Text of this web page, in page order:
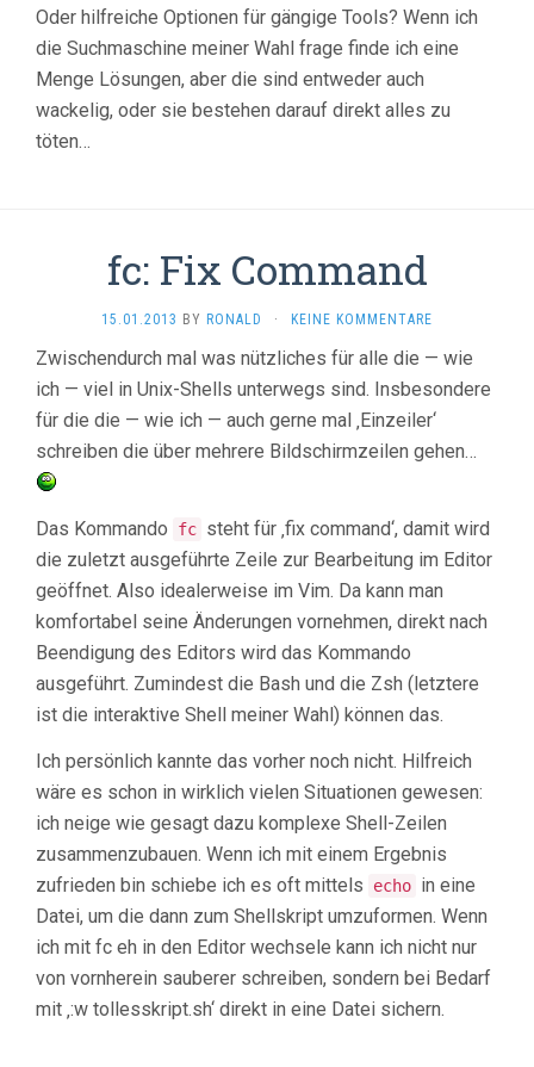
Oder hilfreiche Optionen für gängige Tools? Wenn ich
die Suchmaschine meiner Wahl frage finde ich eine
Menge Lösungen, aber die sind entweder auch
wackelig, oder sie bestehen darauf direkt alles zu
töten…
fc: Fix Command
15.01.2013 BY RONALD · KEINE KOMMENTARE
Zwischendurch mal was nützliches für alle die — wie
ich — viel in Unix-Shells unterwegs sind. Insbesondere
für die die — wie ich — auch gerne mal ‚Einzeiler‘
schreiben die über mehrere Bildschirmzeilen gehen…
Das Kommando fc steht für ‚fix command‘, damit wird
die zuletzt ausgeführte Zeile zur Bearbeitung im Editor
geöffnet. Also idealerweise im Vim. Da kann man
komfortabel seine Änderungen vornehmen, direkt nach
Beendigung des Editors wird das Kommando
ausgeführt. Zumindest die Bash und die Zsh (letztere
ist die interaktive Shell meiner Wahl) können das.
Ich persönlich kannte das vorher noch nicht. Hilfreich
wäre es schon in wirklich vielen Situationen gewesen:
ich neige wie gesagt dazu komplexe Shell-Zeilen
zusammenzubauen. Wenn ich mit einem Ergebnis
zufrieden bin schiebe ich es oft mittels
echo in eine
Datei, um die dann zum Shellskript umzuformen. Wenn
ich mit fc eh in den Editor wechsele kann ich nicht nur
von vornherein sauberer schreiben, sondern bei Bedarf
mit ‚:w tollesskript.sh‘ direkt in eine Datei sichern.